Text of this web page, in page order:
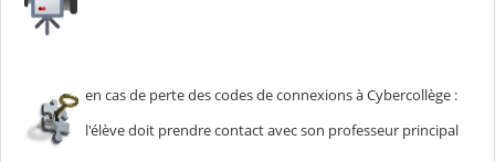
en cas de perte des codes de connexions à Cybercollège :
l'élève doit prendre contact avec son professeur principal